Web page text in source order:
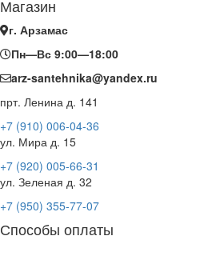
Магазин
г. Арзамас
Пн—Вс 9:00—18:00
arz-santehnika@yandex.ru
прт. Ленина д. 141
+7 (910) 006-04-36
ул. Мира д. 15
+7 (920) 005-66-31
ул. Зеленая д. 32
+7 (950) 355-77-07
Способы оплаты